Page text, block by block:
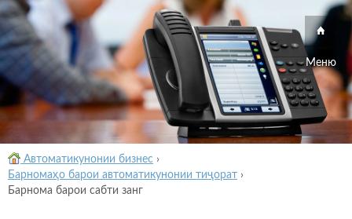
Меню
Автоматикунонии бизнес ›
Барномаҳо барои автоматикунонии тиҷорат ›
Барнома барои сабти занг